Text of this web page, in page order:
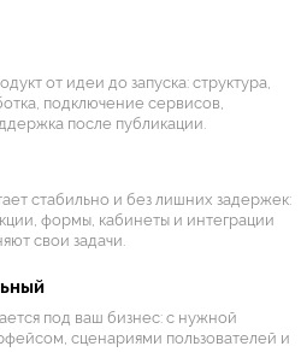
от идеи до запуска: структура,
подключение сервисов,
после публикации.
стабильно и без лишних задержек:
формы, кабинеты и интеграции
свои задачи.
под ваш бизнес: с нужной
сценариями пользователей и